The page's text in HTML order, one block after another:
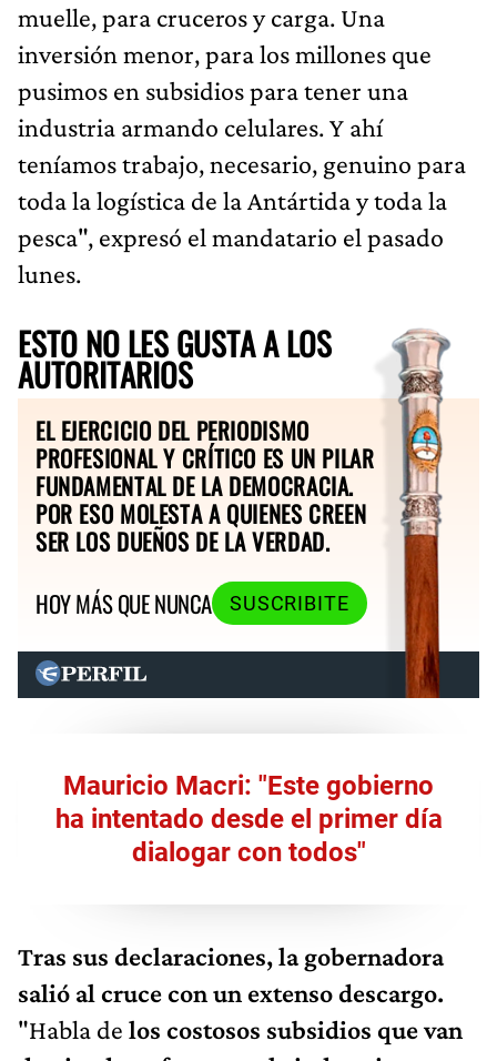
muelle, para cruceros y carga. Una
inversión menor, para los millones que
pusimos en subsidios para tener una
industria armando celulares. Y ahí
teníamos trabajo, necesario, genuino para
toda la logística de la Antártida y toda la
pesca", expresó el mandatario el pasado
lunes.
ESTO NO LES GUSTA A LOS
AUTORITARIOS
EL EJERCICIO DEL PERIODISMO
PROFESIONAL Y CRÍTICO ES UN PILAR
FUNDAMENTAL DE LA DEMOCRACIA.
POR ESO MOLESTA A QUIENES CREEN
SER LOS DUEÑOS DE LA VERDAD.
HOY MÁS QUE NUNCA
SUSCRIBITE
Mauricio Macri: "Este gobierno
ha intentado desde el primer día
dialogar con todos"
Tras sus declaraciones, la gobernadora
salió al cruce con un extenso descargo.
"Habla de los costosos subsidios que van